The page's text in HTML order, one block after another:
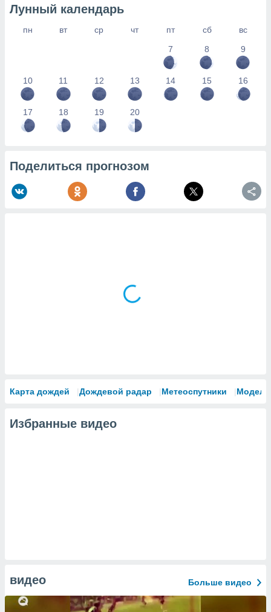
Лунный календарь
пн вт ср чт пт сб
вс
7
8 9
10 11 12 13 14 15 16
17 18 19 20
Поделиться прогнозом
Карта дождей Дождевой радар Метеоспутники Модели
Избранные видео
видео Больше видео